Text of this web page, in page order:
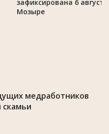
зафиксирована 6
Мозыре
медработников